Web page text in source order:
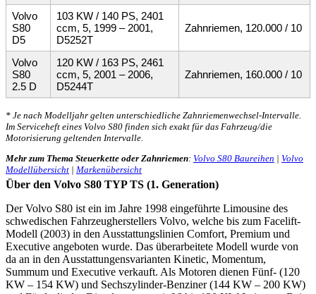
Volvo
S80
D5
103 KW / 140 PS, 2401
ccm, 5, 1999 – 2001,
D5252T
Zahnriemen, 120.000 / 10
Volvo
S80
2.5 D
120 KW / 163 PS, 2461
ccm, 5, 2001 – 2006,
D5244T
Zahnriemen, 160.000 / 10
* Je nach Modelljahr gelten unterschiedliche Zahnriemenwechsel-Intervalle.
Im Serviceheft eines Volvo S80 finden sich exakt für das Fahrzeug/die
Motorisierung geltenden Intervalle.
Mehr zum Thema Steuerkette oder Zahnriemen: Volvo S80 Baureihen | Volvo
Modellübersicht | Markenübersicht
Über den Volvo S80 TYP TS (1. Generation)
Der Volvo S80 ist ein im Jahre 1998 eingeführte Limousine des
schwedischen Fahrzeugherstellers Volvo, welche bis zum Facelift-
Modell (2003) in den Ausstattungslinien Comfort, Premium und
Executive angeboten wurde. Das überarbeitete Modell wurde von
da an in den Ausstattungensvarianten Kinetic, Momentum,
Summum und Executive verkauft. Als Motoren dienen Fünf- (120
KW – 154 KW) und Sechszylinder-Benziner (144 KW – 200 KW)